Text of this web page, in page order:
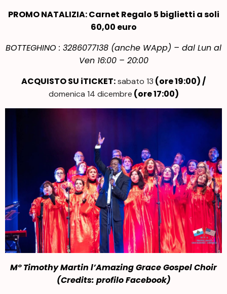
PROMO NATALIZIA: Carnet Regalo 5 biglietti a soli
60,00 euro
BOTTEGHINO : 3286077138 (anche WApp) – dal Lun al
Ven 16:00 – 20:00
ACQUISTO SU iTICKET:sabato 13 (ore 19:00) /
domenica 14 dicembre (ore 17:00)
M° Timothy Martin l’Amazing Grace Gospel Choir
(Credits: profilo Facebook)